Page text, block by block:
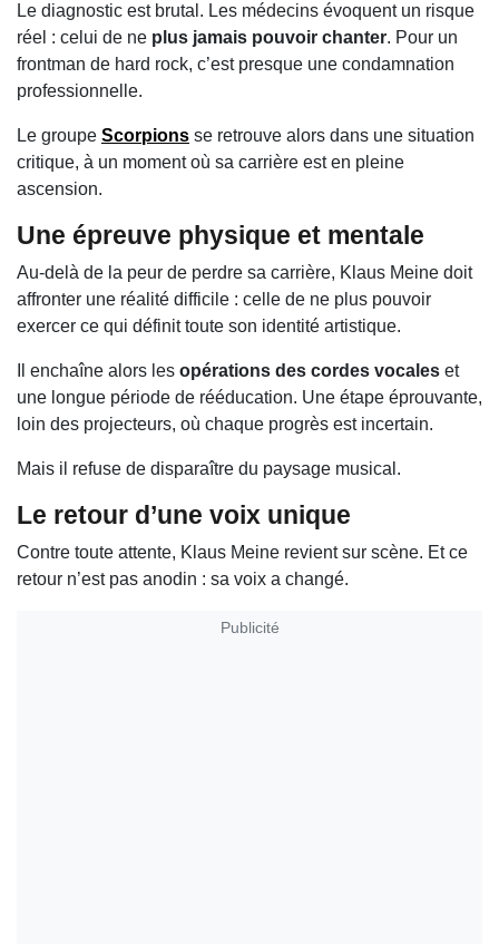
Le diagnostic est brutal. Les médecins évoquent un risque
réel : celui de ne plus jamais pouvoir chanter. Pour un
frontman de hard rock, c’est presque une condamnation
professionnelle.
Le groupe Scorpions se retrouve alors dans une situation
critique, à un moment où sa carrière est en pleine
ascension.
Une épreuve physique et mentale
Au-delà de la peur de perdre sa carrière, Klaus Meine doit
affronter une réalité difficile : celle de ne plus pouvoir
exercer ce qui définit toute son identité artistique.
Il enchaîne alors les opérations des cordes vocales et
une longue période de rééducation. Une étape éprouvante,
loin des projecteurs, où chaque progrès est incertain.
Mais il refuse de disparaître du paysage musical.
Le retour d’une voix unique
Contre toute attente, Klaus Meine revient sur scène. Et ce
retour n’est pas anodin : sa voix a changé.
Publicité